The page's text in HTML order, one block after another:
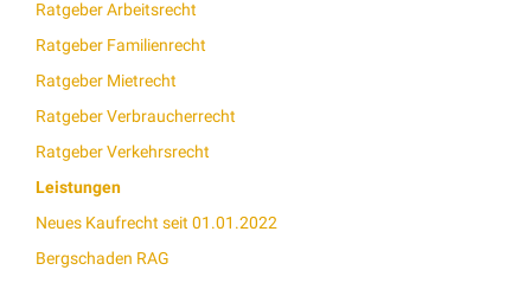
Ratgeber Arbeitsrecht
Ratgeber Familienrecht
Ratgeber Mietrecht
Ratgeber Verbraucherrecht
Ratgeber Verkehrsrecht
Leistungen
Neues Kaufrecht seit 01.01.2022
Bergschaden RAG